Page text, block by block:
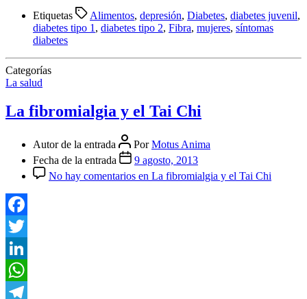
Etiquetas Alimentos, depresión, Diabetes, diabetes juvenil,
diabetes tipo 1 , diabetes tipo 2, Fibra, mujeres, síntomas
diabetes
Categorías
La salud
La fibromialgia y el Tai Chi
Autor de la entrada PorMotus Anima
Fecha de la entrada
9 agosto, 2013
No hay comentarios en La fibromialgia y el Tai Chi
Facebook
Twitter
LinkedIn
WhatsApp